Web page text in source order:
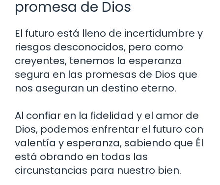
promesa de Dios
El futuro está lleno de incertidumbre y
riesgos desconocidos, pero como
creyentes, tenemos la esperanza
segura en las promesas de Dios que
nos aseguran un destino eterno.
Al confiar en la fidelidad y el amor de
Dios, podemos enfrentar el futuro con
valentía y esperanza, sabiendo que Él
está obrando en todas las
circunstancias para nuestro bien.